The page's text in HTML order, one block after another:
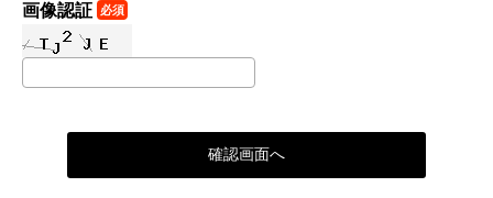
画像認証 必須